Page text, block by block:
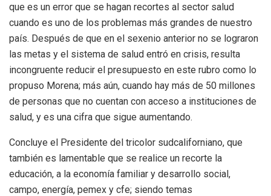
que es un error que se hagan recortes al sector salud
cuando es uno de los problemas más grandes de nuestro
país. Después de que en el sexenio anterior no se lograron
las metas y el sistema de salud entró en crisis, resulta
incongruente reducir el presupuesto en este rubro como lo
propuso Morena; más aún, cuando hay más de 50 millones
de personas que no cuentan con acceso a instituciones de
salud, y es una cifra que sigue aumentando.
Concluye el Presidente del tricolor sudcaliforniano, que
también es lamentable que se realice un recorte la
educación, a la economía familiar y desarrollo social,
campo, energía, pemex y cfe; siendo temas